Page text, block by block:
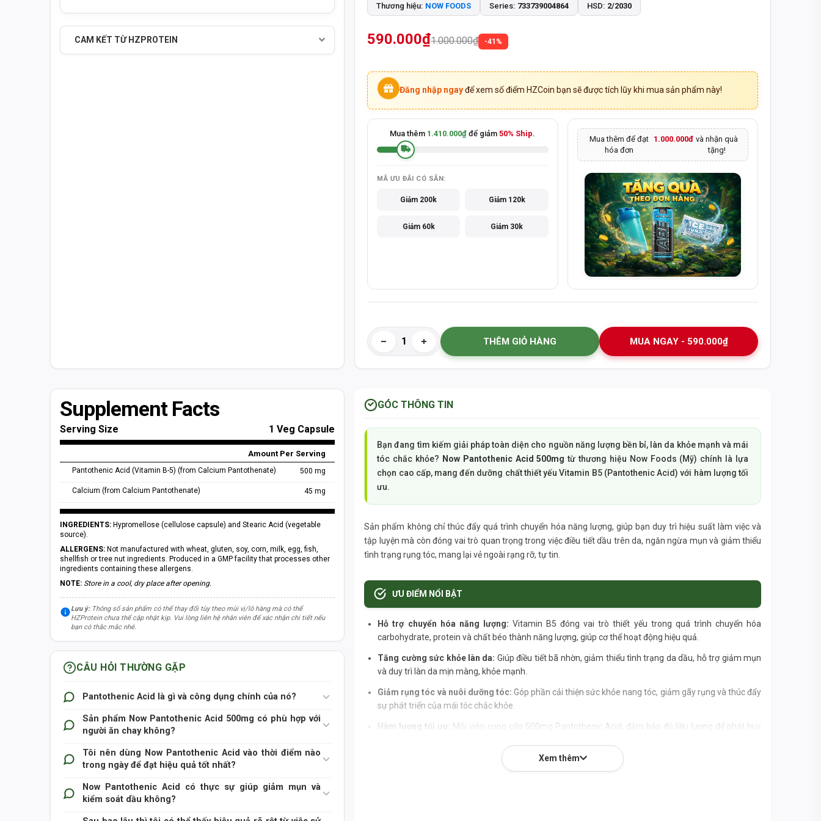
CAM KẾT TỪ HZPROTEIN
Thương hiệu: NOW FOODS Series: 733739004864 HSD: 2/2030
590.000₫1.000.000₫ -41%
Đăng nhập ngay để xem số điểm HZCoin bạn sẽ được tích lũy khi mua sản phẩm này!
Mua thêm 1.410.000₫ để giảm50% Ship.
MÃ ƯU ĐÃI CÓ SẴN:
Giảm 200k Giảm 120k
Giảm 60k Giảm 30k
Mua thêm để đạt
hóa đơn
1.000.000đ và nhận quà
tặng!
THÊM GIỎ HÀNG MUA NGAY - 590.000₫
Supplement Facts
Serving Size 1 Veg Capsule
Amount Per Serving
Pantothenic Acid (Vitamin B-5) (from Calcium Pantothenate) 500 mg
Calcium (from Calcium Pantothenate) 45 mg
INGREDIENTS: Hypromellose (cellulose capsule) and Stearic Acid (vegetable
source).
ALLERGENS: Not manufactured with wheat, gluten, soy, corn, milk, egg, fish,
shellfish or tree nut ingredients. Produced in a GMP facility that processes other
ingredients containing these allergens.
NOTE: Store in a cool, dry place after opening.
Lưu ý:Thông số sản phẩm có thể thay đổi tùy theo mùi vị/lô hàng mà có thể
HZProtein chưa thể cập nhật kịp. Vui lòng liên hệ nhân viên để xác nhận chi tiết nếu
bạn có thắc mắc nhé.
CÂU HỎI THƯỜNG GẶP
Pantothenic Acid là gì và công dụng chính của nó?
Sản phẩm Now Pantothenic Acid 500mg có phù hợp với
người ăn chay không?
Now Pantothenic Acid 500mg
Tôi nên dùng Now Pantothenic Acid vào thời điểm nào
trong ngày để đạt hiệu quả tốt nhất?
Now Pantothenic Acid 500mg
Now Pantothenic Acid có thực sự giúp giảm mụn và
kiểm soát dầu không?
GÓC THÔNG TIN
Bạn đang tìm kiếm giải pháp toàn diện cho nguồn năng lượng bền bỉ, làn da khỏe mạnh và mái
tóc chắc khỏe? Now Pantothenic Acid 500mg từ thương hiệu Now Foods (Mỹ) chính là lựa
chọn cao cấp, mang đến dưỡng chất thiết yếu Vitamin B5 (Pantothenic Acid) với hàm lượng tối
ưu.
Sản phẩm không chỉ thúc đẩy quá trình chuyển hóa năng lượng, giúp bạn duy trì hiệu suất làm việc và
tập luyện mà còn đóng vai trò quan trọng trong việc điều tiết dầu trên da, ngăn ngừa mụn và giảm thiểu
tình trạng rụng tóc, mang lại vẻ ngoài rạng rỡ, tự tin.
ƯU ĐIỂM NỔI BẬT
Hỗ trợ chuyển hóa năng lượng: Vitamin B5 đóng vai trò thiết yếu trong quá trình chuyển hóa
carbohydrate, protein và chất béo thành năng lượng, giúp cơ thể hoạt động hiệu quả.
Tăng cường sức khỏe làn da: Giúp điều tiết bã nhờn, giảm thiểu tình trạng da dầu, hỗ trợ giảm mụn
và duy trì làn da mịn màng, khỏe mạnh.
Giảm rụng tóc và nuôi dưỡng tóc: Góp phần cải thiện sức khỏe nang tóc, giảm gãy rụng và thúc đẩy
sự phát triển của mái tóc chắc khỏe.
Hàm lượng tối ưu:
Mỗi viên cung cấp 500mg Pantothenic Acid, đảm bảo đủ liều lượng để phát huy
Now Foods là nhà sản xuất thực phẩm bổ sung danh tiếng từ Mỹ,
Xem thêm